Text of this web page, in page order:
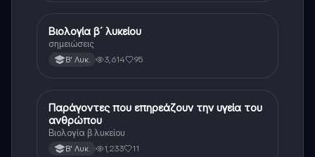
Βιολογία
Βιολογία β´ λυκείου
σημειώσεις
Β' Λυκ. 3,614 95
Βιολογία
Παράγοντες που επηρεάζουν την υγεία του
ανθρώπου
Βιολογία β λυκείου
Β' Λυκ. 1,233 11